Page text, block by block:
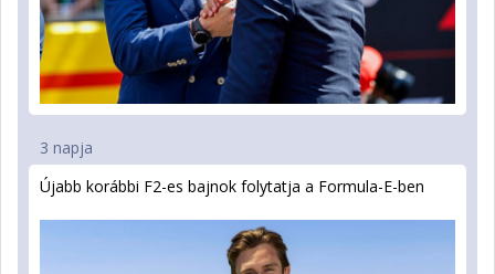
3 napja
Újabb korábbi F2-es bajnok folytatja a Formula-E-ben